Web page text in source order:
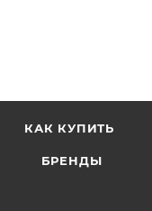
КАК КУПИТЬ
БРЕНДЫ